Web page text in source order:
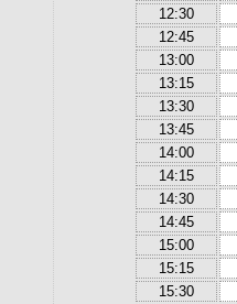
12:30
12:45
13:00
13:15
13:30
13:45
14:00
14:15
14:30
14:45
15:00
15:15
15:30